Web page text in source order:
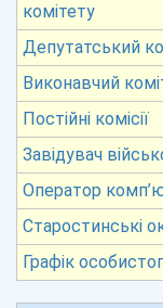
комітету
Депутатський
Виконавчий
Постійні комісії
Завідувач
Оператор
Старостинські
Графік